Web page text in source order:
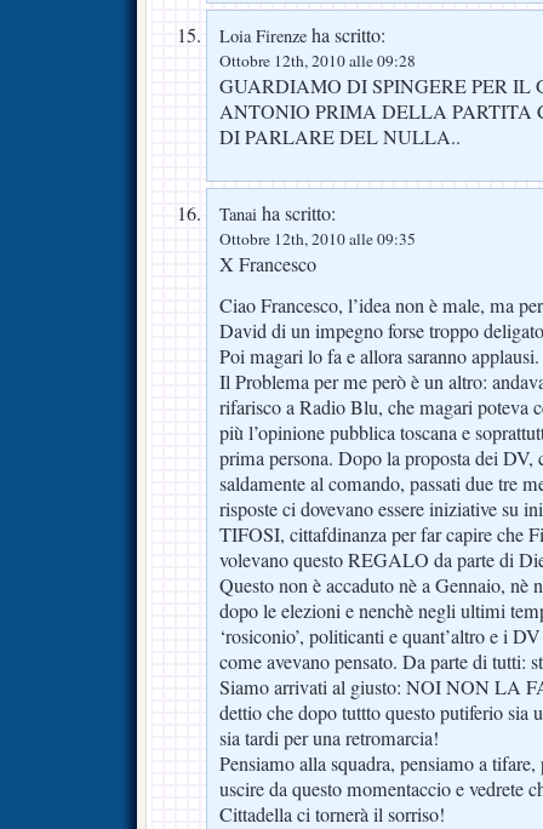
Loia Firenze ha scritto:
Ottobre 12th, 2010 alle 09:28
GUARDIAMO DI SPINGERE PER IL
ANTONIO PRIMA DELLA PARTITA
DI PARLARE DEL NULLA..
Tanai ha scritto:
Ottobre 12th, 2010 alle 09:35
X Francesco
Ciao Francesco, l’idea non è male, ma
David di un impegno forse troppo
Poi magari lo fa e allora saranno applausi.
Il Problema per me però è un altro:
rifarisco a Radio Blu, che magari poteva
più l’opinione pubblica toscana e
prima persona. Dopo la proposta dei DV,
saldamente al comando, passati due tre
risposte ci dovevano essere iniziative su
TIFOSI, cittafdinanza per far capire che
volevano questo REGALO da parte di
Questo non è accaduto nè a Gennaio, nè
dopo le elezioni e nenchè negli ultimi
‘rosiconio’, politicanti e quant’altro e i
come avevano pensato. Da parte di tutti:
Siamo arrivati al giusto: NOI NON LA
dettio che dopo tuttto questo putiferio sia
sia tardi per una retromarcia!
Pensiamo alla squadra, pensiamo a
uscire da questo momentaccio e vedrete
Cittadella ci tornerà il sorriso!